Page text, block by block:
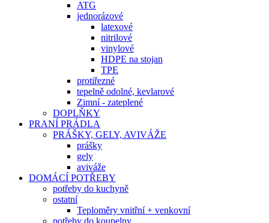
ATG
jednorázové
latexové
nitrilové
vinylové
HDPE na stojan
TPE
protiřezné
tepelně odolné, kevlarové
Zimní - zateplené
DOPLŇKY
PRANÍ PRÁDLA
PRÁŠKY, GELY, AVIVÁŽE
prášky
gely
aviváže
DOMÁCÍ POTŘEBY
potřeby do kuchyně
ostatní
Teploměry vnitřní + venkovní
potřeby do koupelny